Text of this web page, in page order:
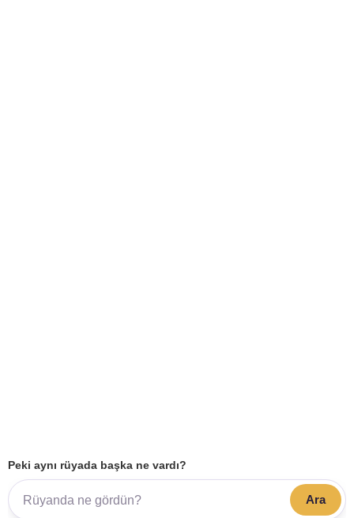
Peki aynı rüyada başka ne vardı?
Ara